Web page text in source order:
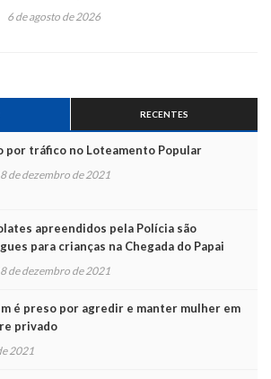
6 de agosto de 2026
RECENTES
por tráfico no Loteamento Popular
de dezembro de 2021
apreendidos pela Polícia são
para crianças na Chegada do Papai
de dezembro de 2021
é preso por agredir e manter mulher em
privado
2021